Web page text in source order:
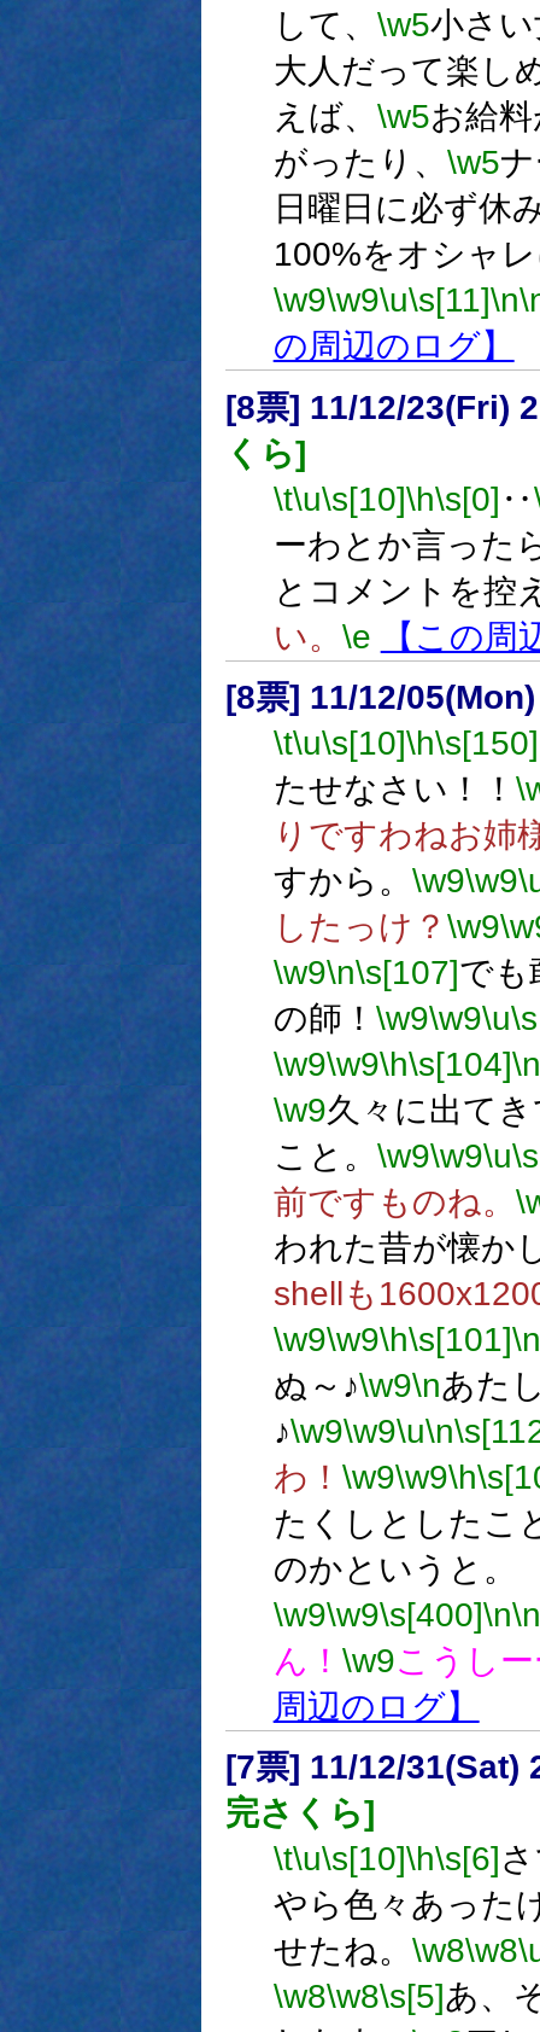
して、 \w5小さ
大人だって楽し
えば、 \w5お給
がったり、 \w5
日曜日に必ず休
100%をオシャ
\w9\w9\u\s[11]\n
の周辺のログ】
[8票] 11/12/23(Fri)
くら]
\t\u\s[10]\h\s[0] ‥
ーわとか言った
とコメントを控
い。 \e
【この周
[8票] 11/12/
\t\u\s[10]\h\s[150]
たせなさい！！
りですわねお姉
すから。 \w9\w9
したっけ？ \w9
\w9\n\s[107]でも
の師！ \w9\w9\u
\w9\w9\h\s[104]\n
\w9久々に出て
こと。 \w9\w9\u
前ですものね。
われた昔が懐か
shellも
\w9\w9\h\s[101]\n
ぬ～♪\w9\nあた
♪\w9\w9\u\n
わ！ \w9\w9\h
たくしとしたこ
のかというと。
\w9\w9\s[400]\n\n
ん！ \w9こうし
周辺のログ】
[7票] 11/12/31(Sat)
完さくら]
\t\u\s[10]\h\s[6]
やら色々あった
せたね。 \w8\w8
\w8\w8\s[5]あ、